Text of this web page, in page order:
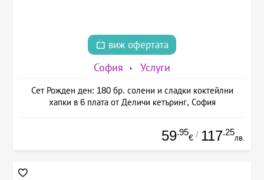
виж офертата
София Услуги
Сет Рожден ден: 180 бр. солени и сладки коктейлни
хапки в 6 плата от Деличи кетъринг, София
59.95
€ / 117.25
лв.